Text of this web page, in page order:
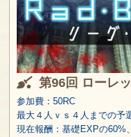
第96回 ローレ
参加費：50RC
最大４人ｖｓ４人までの予
現在報酬：基礎EXPの60%